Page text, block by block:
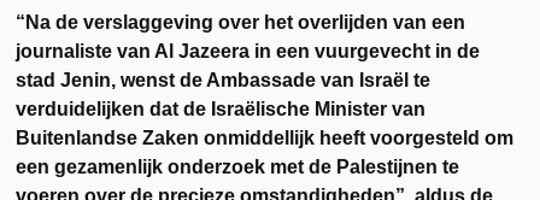
“Na de verslaggeving over het overlijden van een
journaliste van Al Jazeera in een vuurgevecht in de
stad Jenin, wenst de Ambassade van Israël te
verduidelijken dat de Israëlische Minister van
Buitenlandse Zaken onmiddellijk heeft voorgesteld om
een gezamenlijk onderzoek met de Palestijnen te
voeren over de precieze omstandigheden”, aldus de